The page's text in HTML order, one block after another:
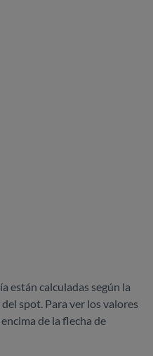
están calculadas según la
spot. Para ver los valores
de la flecha de